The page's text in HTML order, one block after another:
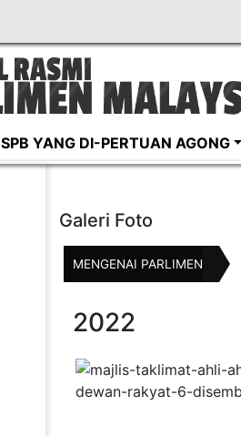
SPB YANG DI-PERTUAN AGONG
Galeri Foto
MENGENAI PARLIMEN
2022